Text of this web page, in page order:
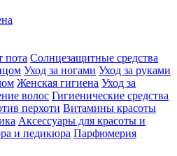
пота Солнцезащитные средства
Уход за ногами Уход за руками
Женская гигиена Уход за
волос Гигиенические средства
перхоти Витамины красоты
Аксессуары для красоты и
и педикюра Парфюмерия